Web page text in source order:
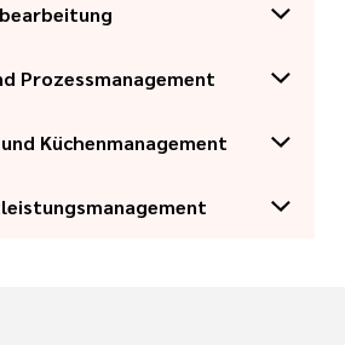
Link kopieren
Link kopieren
Prozessmanagement
Link kopieren
Küchenmanagement
Link kopieren